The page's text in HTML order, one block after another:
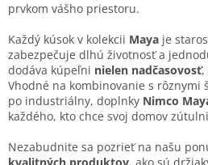
p
r
v
k
y
v
p
i
prvkom vášho priestoru.
Každý kúsok v kolekcii Maya je
zabezpečuje dlhú životnosť a
dodáva kúpeľni nielen nadčasovosť,
Vhodné na kombinovanie s
po industriálny, doplnky Nimco
každého, kto chce svoj domov
Nezabudnite sa pozrieť na našu